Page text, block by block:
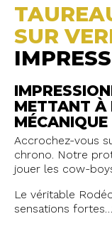
SUR
METTANT À
Accrochez-vous
chrono. Notre
jouer les cow-
Le véritable
sensations